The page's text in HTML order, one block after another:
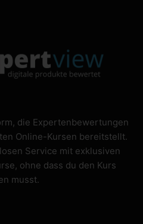
die Expertenbewertungen
Online-Kursen bereitstellt.
Service mit exklusiven
ohne dass du den Kurs
musst.